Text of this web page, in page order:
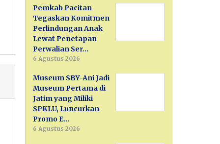
Pemkab Pacitan
Tegaskan Komitmen
Perlindungan Anak
Lewat Penetapan
Perwalian Ser…
6 Agustus 2026
Museum SBY-Ani Jadi
Museum Pertama di
Jatim yang Miliki
SPKLU, Luncurkan
Promo E…
6 Agustus 2026